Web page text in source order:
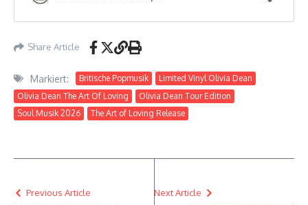
Share Article
Markiert: Britische Popmusik
Limited Vinyl Olivia Dean
Olivia Dean The Art Of Loving
Olivia Dean Tour Edition
Soul Musik 2026
The Art of Loving Release
Previous Article Next Article